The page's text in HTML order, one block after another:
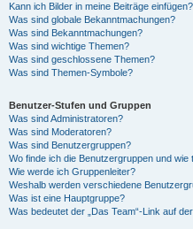
Kann ich Bilder in meine Beiträge einfügen?
Was sind globale Bekanntmachungen?
Was sind Bekanntmachungen?
Was sind wichtige Themen?
Was sind geschlossene Themen?
Was sind Themen-Symbole?
Benutzer-Stufen und Gruppen
Was sind Administratoren?
Was sind Moderatoren?
Was sind Benutzergruppen?
Wo finde ich die Benutzergruppen und wie
Wie werde ich Gruppenleiter?
Weshalb werden verschiedene
Was ist eine Hauptgruppe?
Was bedeutet der „Das Team“-Link auf